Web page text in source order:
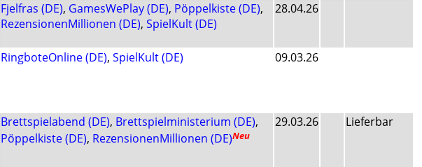
Fjelfras (DE), GamesWePlay (DE), Pöppelkiste (DE),
RezensionenMillionen (DE), SpielKult (DE)
28.04.26
RingboteOnline (DE), SpielKult (DE) 09.03.26
Brettspielabend (DE), Brettspielministerium (DE),
Pöppelkiste (DE), RezensionenMillionen (DE)Neu
29.03.26 Lieferbar